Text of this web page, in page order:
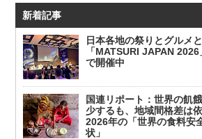
新着記事
日本各地の祭りとグルメ
「MATSURI JAPAN
で開催中
国連リポート：世界の飢
少するも、地域間格差は
2026年の「世界の食料安
状」